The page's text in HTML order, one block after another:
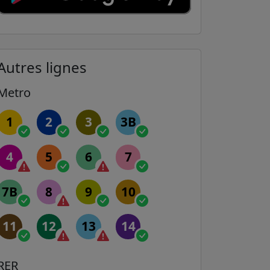
lignes
1 2 3 3B
4 5 6 7
7B 8 9 10
11 12 13 14